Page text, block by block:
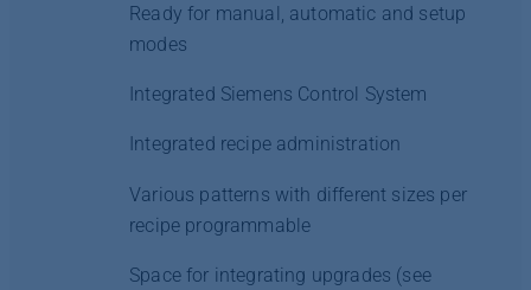
Ready for manual, automatic and setup
modes
Integrated Siemens Control System
Integrated recipe administration
Various patterns with different sizes per
recipe programmable
Space for integrating upgrades (see